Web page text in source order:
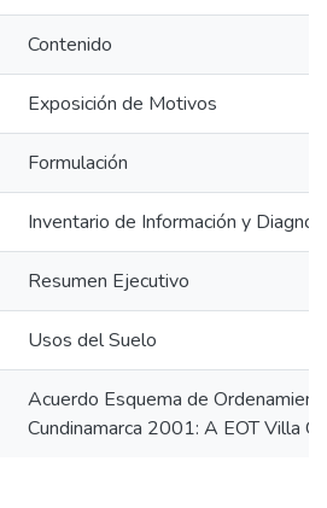
Contenido
Exposición de Motivos
Formulación
Inventario de Información y
Resumen Ejecutivo
Usos del Suelo
Acuerdo Esquema de
Cundinamarca 2001: A EOT Villa